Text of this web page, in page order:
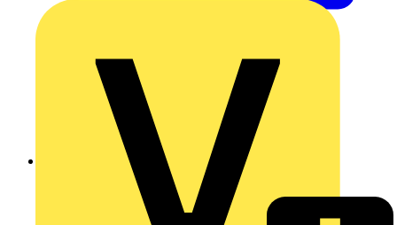
Zurück zu Produkte